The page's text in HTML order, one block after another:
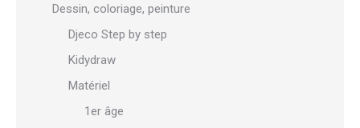
Dessin, coloriage, peinture
Djeco Step by step
Kidydraw
Matériel
1er âge